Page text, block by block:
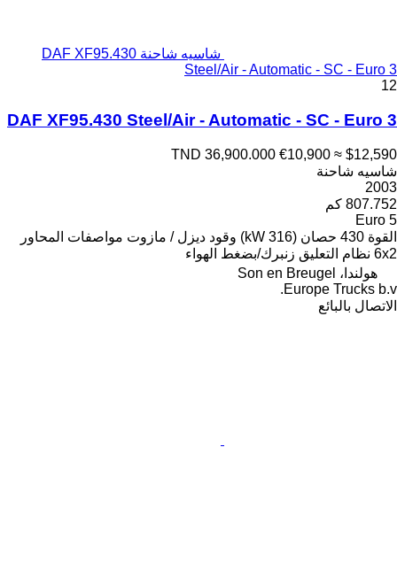
شاسيه شاحنة DAF XF95.430
Steel/Air - Automatic - SC - Euro 3
12
DAF XF95.430 Steel/Air - Automatic - SC - Euro 3
TND 36,900.000 €10,900 ≈ $12,590
شاسيه شاحنة
2003
807.752 كم
Euro 5
القوة 430 حصان (316 kW) وقود ديزل / مازوت مواصفات المحاور
6x2 نظام التعليق زنبرك/بضغط الهواء
هولندا، Son en Breugel
Europe Trucks b.v.
الاتصال بالبائع